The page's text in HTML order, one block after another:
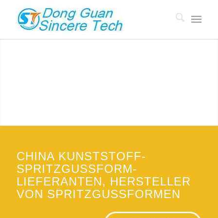
CHINA KUNSTSTOFF-
SPRITZGUSSFORM-
LIEFERANTEN, HERSTELLER
VON SPRITZGUSSFORMEN